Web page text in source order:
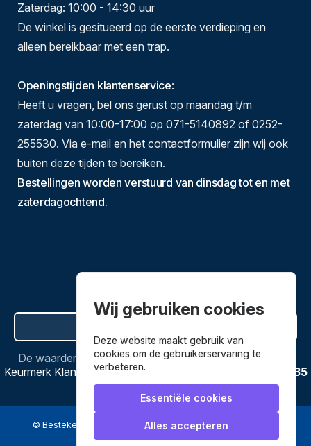
Zaterdag: 10:00 - 14:30 uur
De winkel is gesitueerd op de eerste verdieping en
alleen bereikbaar met een trap.
Openingstijden klantenservice:
Heeft u vragen, bel ons gerust op maandag t/m
zaterdag van 10:00-17:00 op 071-5140892 of 0252-
255530. Via e-mail en het contactformulier zijn wij ook
buiten deze tijden te bereiken.
Bestellingen worden verstuurd van dinsdag tot en met
zaterdagochtend.
Hier de overeenkomst ontbinden
De waardering vanBestekenpannen.nlbijWebwinkel
Keurmerk Klantbeoordelingen
3635
reviews.
© Bestekenpannen.nl 2026 een webshop van
Wij gebruiken cookies
Deze website maakt gebruik van
cookies om de gebruikerservaring te
verbeteren.
Essentiële cookies
Alles accepteren